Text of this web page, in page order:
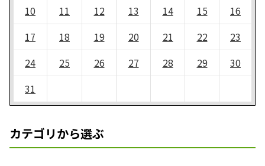
10
11 12 13 14 15
16
17
18 19 20 21 22
23
24
25 26 27 28 29
30
31
カテゴリから選ぶ